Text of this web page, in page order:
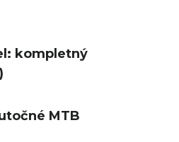
kompletný
MTB